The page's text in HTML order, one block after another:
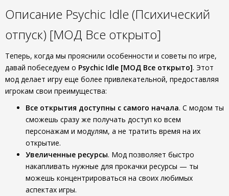
Описание Psychic Idle (Психический
отпуск) [МОД Все открыто]
Теперь, когда мы прояснили особенности и советы по игре,
давай побеседуем о Psychic Idle [МОД Все открыто]. Этот
мод делает игру еще более привлекательной, предоставляя
игрокам свои преимущества:
Все открытия доступны с самого начала. С модом ты
сможешь сразу же получать доступ ко всем
персонажам и модулям, а не тратить время на их
открытие.
Увеличенные ресурсы. Мод позволяет быстро
накапливать нужные для прокачки ресурсы — ты
можешь концентрироваться на своих любимых
аспектах игры.